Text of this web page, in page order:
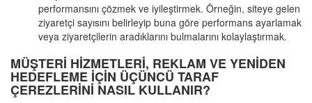
performansını çözmek ve iyileştirmek. Örneğin, siteye gelen
ziyaretçi sayısını belirleyip buna göre performans ayarlamak
veya ziyaretçilerin aradıklarını bulmalarını kolaylaştırmak.
MÜŞTERİ HİZMETLERİ, REKLAM VE YENİDEN
HEDEFLEME İÇİN ÜÇÜNCÜ TARAF
ÇEREZLERİNİ NASIL KULLANIR?